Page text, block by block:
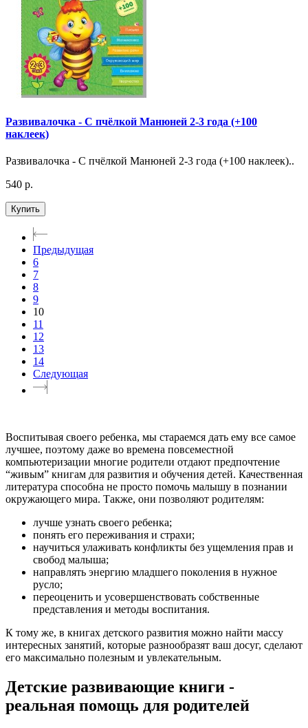
Развивалочка - С пчёлкой Манюней 2-3 года (+100
наклеек)
Развивалочка - С пчёлкой Манюней 2-3 года (+100 наклеек)..
540 р.
Купить
Предыдущая
6
7
8
9
10
11
12
13
14
Следующая
Воспитывая своего ребенка, мы стараемся дать ему все самое
лучшее, поэтому даже во времена повсеместной
компьютеризации многие родители отдают предпочтение
“живым” книгам для развития и обучения детей. Качественная
литература способна не просто помочь малышу в познании
окружающего мира. Также, они позволяют родителям:
лучше узнать своего ребенка;
понять его переживания и страхи;
научиться улаживать конфликты без ущемления прав и
свобод малыша;
направлять энергию младшего поколения в нужное
русло;
переоценить и усовершенствовать собственные
представления и методы воспитания.
К тому же, в книгах детского развития можно найти массу
интересных занятий, которые разнообразят ваш досуг, сделают
его максимально полезным и увлекательным.
Детские развивающие книги -
реальная помощь для родителей